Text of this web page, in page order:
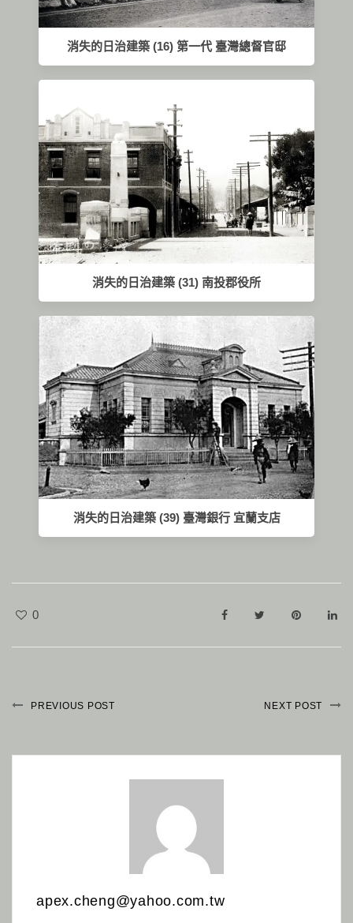
消失的日治建築 (16) 第一代 臺灣總督官邸
消失的日治建築 (31) 南投郡役所
消失的日治建築 (39) 臺灣銀行 宜蘭支店
0
PREVIOUS POST NEXT POST
apex.cheng@yahoo.com.tw